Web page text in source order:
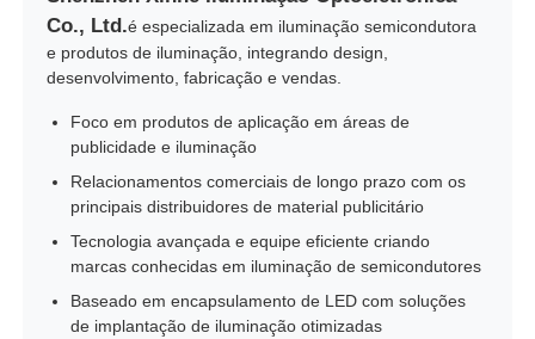
Co., Ltd.é especializada em iluminação semicondutora
e produtos de iluminação, integrando design,
desenvolvimento, fabricação e vendas.
Foco em produtos de aplicação em áreas de
publicidade e iluminação
Relacionamentos comerciais de longo prazo com os
principais distribuidores de material publicitário
Tecnologia avançada e equipe eficiente criando
marcas conhecidas em iluminação de semicondutores
Baseado em encapsulamento de LED com soluções
de implantação de iluminação otimizadas